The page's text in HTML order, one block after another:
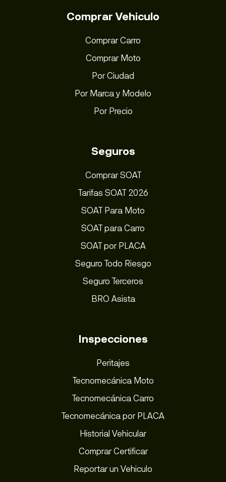
Comprar Vehiculo
Comprar Carro
Comprar Moto
Por Ciudad
Por Marca y Modelo
Por Precio
Seguros
Comprar SOAT
Tarifas SOAT 2026
SOAT Para Moto
SOAT para Carro
SOAT por PLACA
Seguro Todo Riesgo
Seguro Terceros
BRO Asista
Inspecciones
Peritajes
Tecnomecánica Moto
Tecnomecánica Carro
Tecnomecánica por PLACA
Historial Vehicular
Comprar Certificar
Reportar un Vehiculo